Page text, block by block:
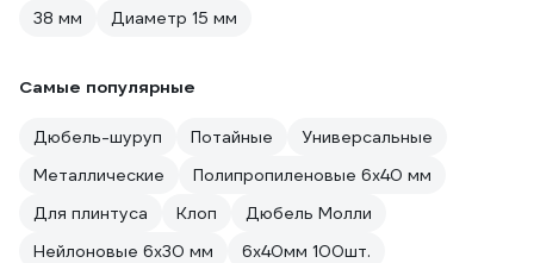
38 мм
Диаметр 15 мм
Самые популярные
Дюбель-шуруп Потайные
Универсальные
Металлические
Полипропиленовые 6х40 мм
Для плинтуса
Клоп
Дюбель Молли
Нейлоновые 6х30 мм
6х40мм 100шт.